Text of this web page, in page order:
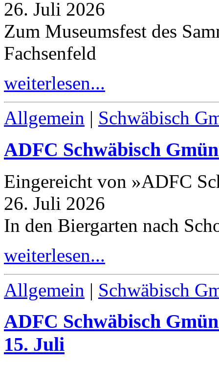
26. Juli 2026
Zum Museumsfest des
Fachsenfeld
weiterlesen...
Allgemein | Schwäbisch
ADFC Schwäbisch
Eingereicht von »ADFC
26. Juli 2026
In den Biergarten nach
weiterlesen...
Allgemein | Schwäbisch
ADFC Schwäbisch
15. Juli